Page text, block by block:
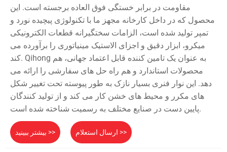
مقاومت در برابر خستگی فوق العاده برجسته است. این
محصول که در داخل کارخانه مجهز ما با تکنولوژی پیچیده نورد و
تمپر تولید شده است، الزامات سختگیرانه قطعات الکترونیکی
میکرو، ابزار دقیق و اجزای الاستیک مینیاتوری را برآورده می
کند. Qihong به عنوان یک تامین کننده قابل اعتماد جهانی، هم
محصولات استاندارد و هم راه حل های سفارشی را ارائه می
دهد. این نوار فنری بسیار نازک به طور پیوسته تحت تغییر شکل
های مکرر و محیط های خشن کار می کند و از تولید کنندگان
پایین دست در صنایع مختلف به رسمیت شناخته شده است.
بیشتر ببینید >> ارسال استعلام >>